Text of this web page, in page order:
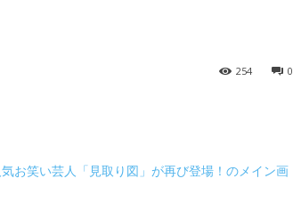
0
254